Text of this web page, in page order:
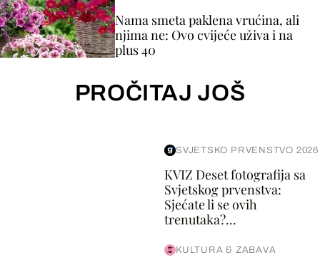
Nama smeta paklena vrućina, ali
njima ne: Ovo cvijeće uživa i na
plus 40
PROČITAJ JOŠ
SVJETSKO PRVENSTVO 2026
KVIZ Deset fotografija sa
Svjetskog prvenstva:
Sjećate li se ovih
trenutaka?...
KULTURA & ZABAVA